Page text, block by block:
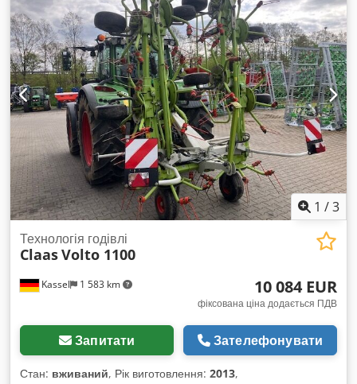
1 /3
Kassel 1 583 km
Технологія годівлі
ClaasVolto 1100
10 084 EUR
фіксована ціна додається ПДВ
Запитати Зателефонувати
Стан: вживаний, Рік виготовлення: 2013,